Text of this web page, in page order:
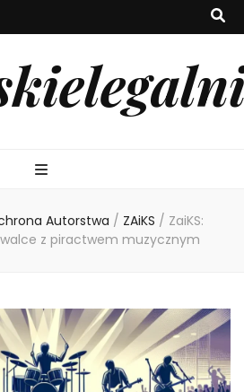
Autorstwa / ZAiKS / ZaiKS:
z piractwem muzycznym